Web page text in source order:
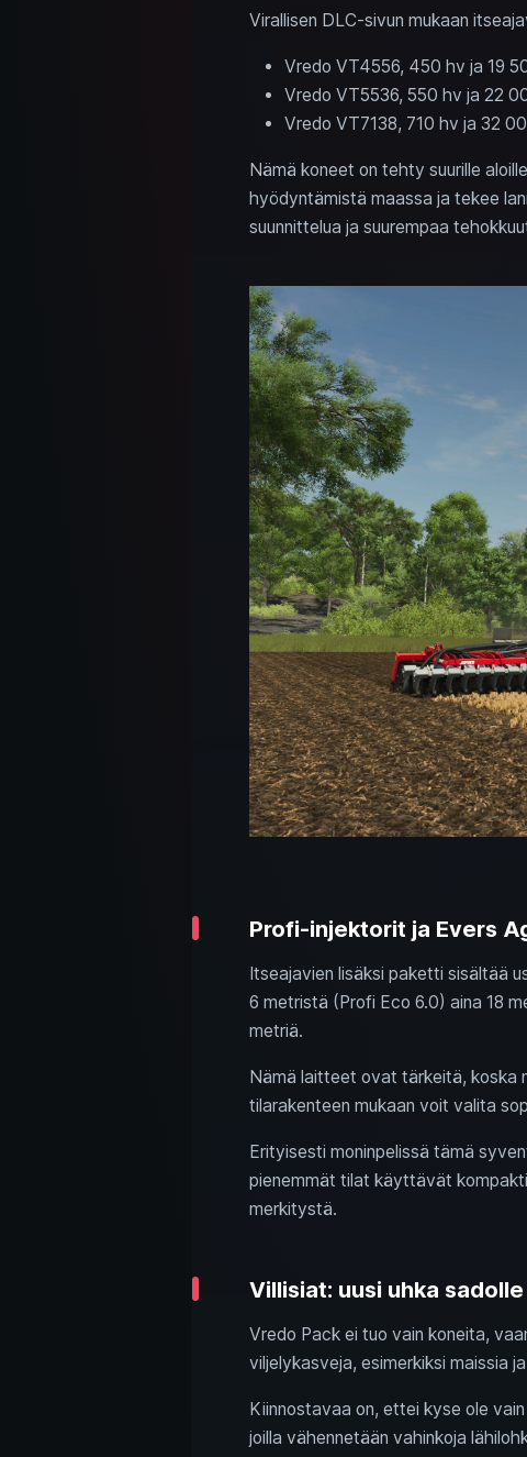
Virallisen DLC-sivun mukaan
Vredo VT4556, 450 hv ja 19
Vredo VT5536, 550 hv ja 22
Vredo VT7138, 710 hv ja 32
Nämä koneet on tehty suurille
hyödyntämistä maassa ja tekee
suunnittelua ja suurempaa
Profi-injektorit ja Evers
Itseajavien lisäksi paketti sisältää
6 metristä (Profi Eco 6.0) aina 18
metriä.
Nämä laitteet ovat tärkeitä, koska
tilarakenteen mukaan voit valita
Erityisesti moninpelissä tämä
pienemmät tilat käyttävät
merkitystä.
Villisiat: uusi uhka sadolle
Vredo Pack ei tuo vain koneita,
viljelykasveja, esimerkiksi maissia
Kiinnostavaa on, ettei kyse ole
joilla vähennetään vahinkoja